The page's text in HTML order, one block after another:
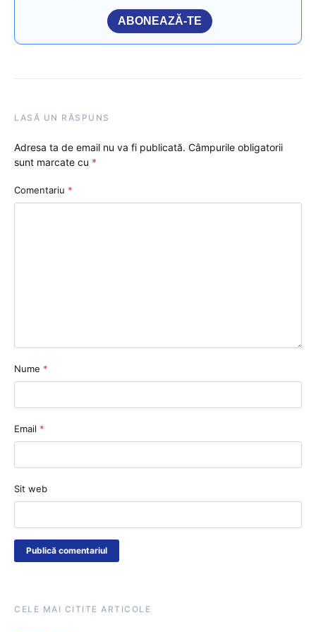
ABONEAZĂ-TE
LASĂ UN RĂSPUNS
Adresa ta de email nu va fi publicată. Câmpurile obligatorii
sunt marcate cu *
Comentariu *
Nume *
Email *
Sit web
CELE MAI CITITE ARTICOLE